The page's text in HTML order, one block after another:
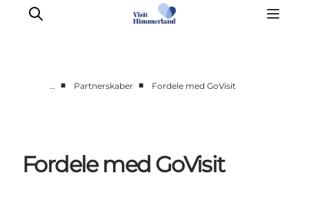
Presse
Projekter
… ■ Partnerskaber ■ Fordele med GoVisit
Fordele med GoVisit